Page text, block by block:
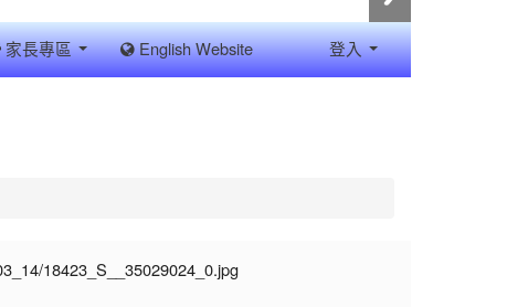
家長專區 English Website 登入